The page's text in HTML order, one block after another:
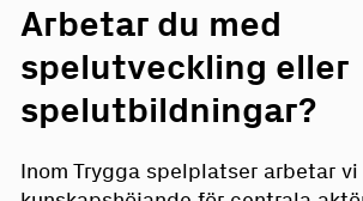
Arbetar du med
spelutveckling eller
spelutbildningar?
Inom Trygga spelplatser arbetar vi